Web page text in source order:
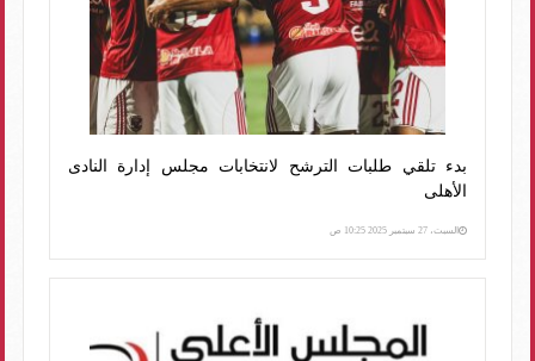
بدء تلقي طلبات الترشح لانتخابات مجلس إدارة النادى
الأهلى
السبت، 27 سبتمبر 2025 10:25 ص